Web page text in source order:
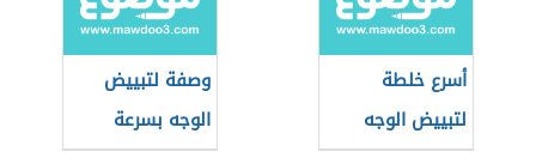
أسرع خلطة
لتبييض الوجه
وصفة لتبييض
الوجه بسرعة